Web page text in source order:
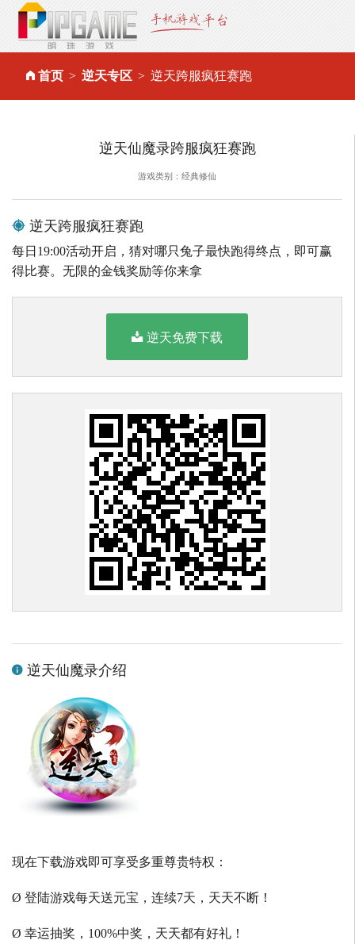
首页 逆天专区 逆天跨服疯狂赛跑
逆天仙魔录跨服疯狂赛跑
游戏类别：经典修仙
逆天跨服疯狂赛跑
每日19:00活动开启，猜对哪只兔子最快跑得终点，即可赢
得比赛。无限的金钱奖励等你来拿
逆天免费下载
逆天仙魔录介绍
现在下载游戏即可享受多重尊贵特权：
Ø 登陆游戏每天送元宝，连续7天，天天不断！
Ø 幸运抽奖，100%中奖，天天都有好礼！